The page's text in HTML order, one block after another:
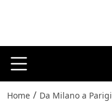
Home / Da Milano a